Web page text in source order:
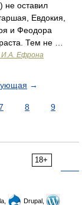
не оставил
Евдокия,
и Феодора
Тем не …
И.А. Ефрона
→
8
9
18+
Drupal,